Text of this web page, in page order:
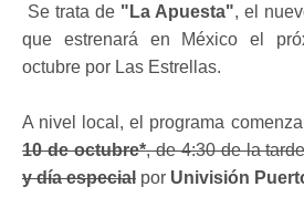
Se trata de "La Apuesta", el
que estrenará en México el
octubre por Las Estrellas.
A nivel local, el programa
10 de octubre*, de 4:30 de la
y día especial por Univisión